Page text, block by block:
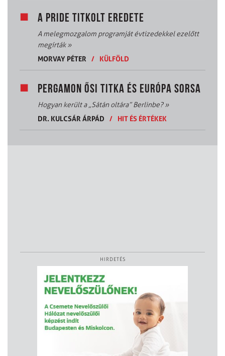
A PRIDE TITKOLT EREDETE
A melegmozgalom programját évtizedekkel ezelőtt
megírták»
MORVAY PÉTER
/ KÜLFÖLD
PERGAMON ŐSI TITKA ÉS EURÓPA SORSA
Hogyan került a „Sátán oltára” Berlinbe?»
DR. KULCSÁR ÁRPÁD
/ HIT ÉS ÉRTÉKEK
HIRDETÉS